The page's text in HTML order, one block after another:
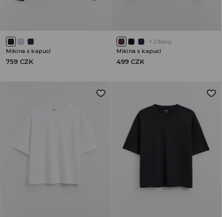
Mikina s kapucí
759 CZK
+ 2 barvy
Mikina s kapucí
499 CZK